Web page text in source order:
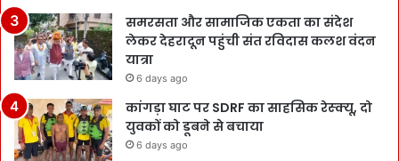
समरसता और सामाजिक एकता का संदेश
लेकर देहरादून पहुंची संत रविदास कलश वंदन
यात्रा
6 days ago
कांगड़ा घाट पर SDRF का साहसिक रेस्क्यू, दो
युवकों को डूबने से बचाया
6 days ago